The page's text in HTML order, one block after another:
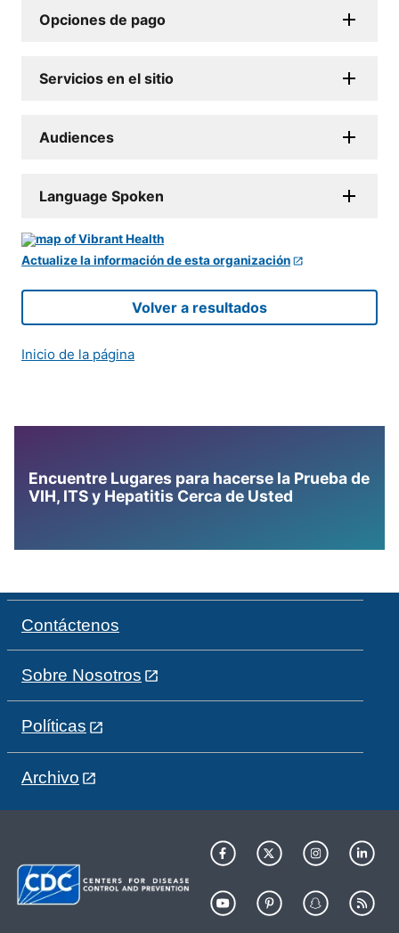
Opciones de pago
Servicios en el sitio
Audiences
Language Spoken
Actualize la información de esta organización
Volver a resultados
Inicio de la página
Encuentre Lugares para hacerse la Prueba de
VIH, ITS y Hepatitis Cerca de Usted
Contáctenos
Sobre Nosotros
Políticas
Archivo